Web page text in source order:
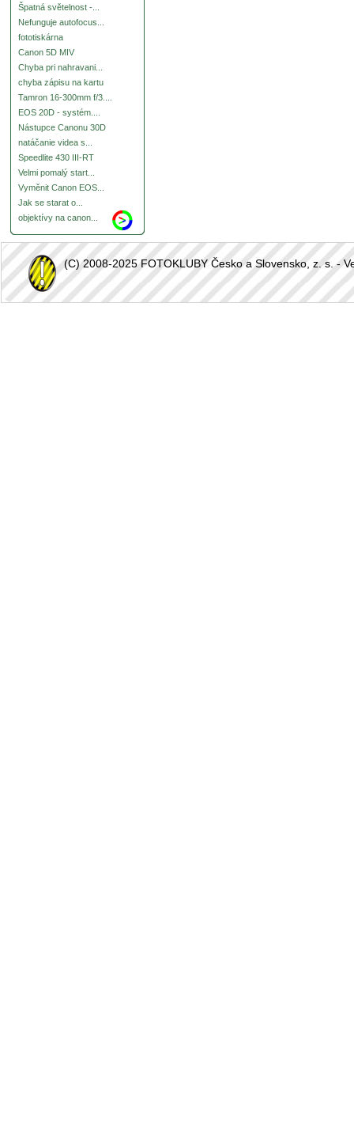
Špatná světelnost -...
Nefunguje autofocus...
fototiskárna
Canon 5D MIV
Chyba pri nahravani...
chyba zápisu na kartu
Tamron 16-300mm f/3....
EOS 20D - systém....
Nástupce Canonu 30D
natáčanie videa s...
Speedlite 430 III-RT
Velmi pomalý start...
Vyměnit Canon EOS...
Jak se starat o...
objektívy na canon...
(C) 2008-2025 FOTOKLUBY Česko a Slovensko, z. s. -